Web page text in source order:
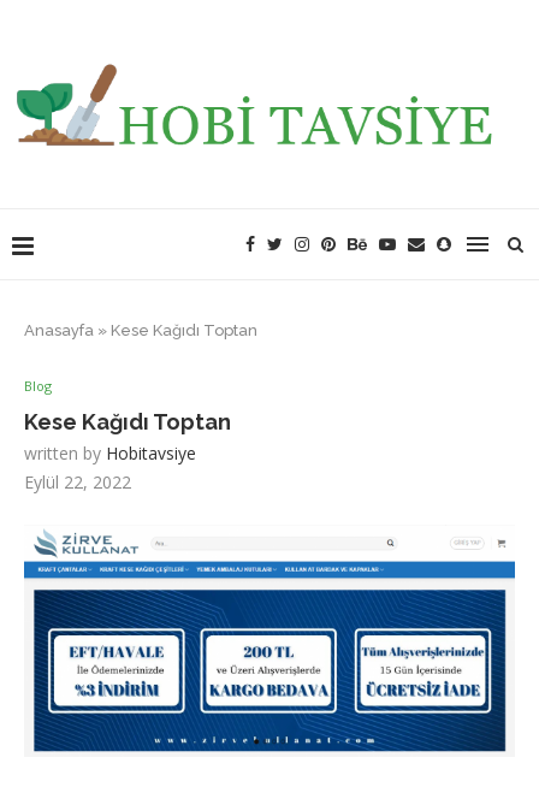
Anasayfa » Kese Kağıdı Toptan
Blog
Kese Kağıdı Toptan
written by Hobitavsiye
Eylül 22, 2022